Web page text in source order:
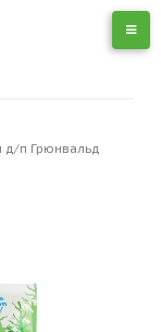
д/п Грюнвальд